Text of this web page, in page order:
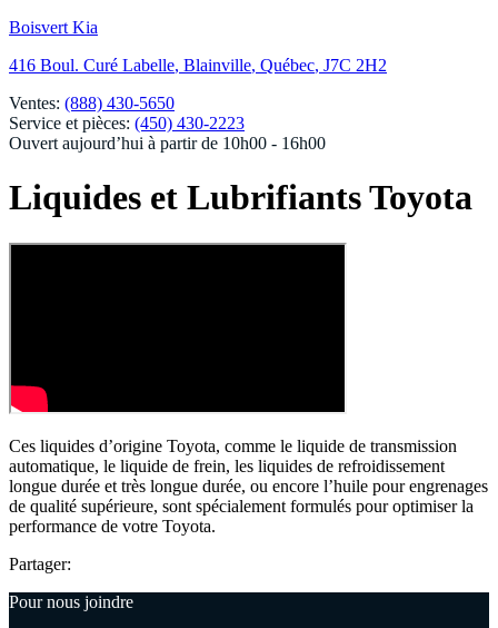
Boisvert Kia
416 Boul. Curé Labelle, Blainville, Québec, J7C 2H2
Ventes: (888) 430-5650
Service et pièces: (450) 430-2223
Ouvert aujourd’hui à partir de 10h00 - 16h00
Liquides et Lubrifiants Toyota
Ces liquides d’origine Toyota, comme le liquide de transmission
automatique, le liquide de frein, les liquides de refroidissement
longue durée et très longue durée, ou encore l’huile pour engrenages
de qualité supérieure, sont spécialement formulés pour optimiser la
performance de votre Toyota.
Partager:
Pour nous joindre